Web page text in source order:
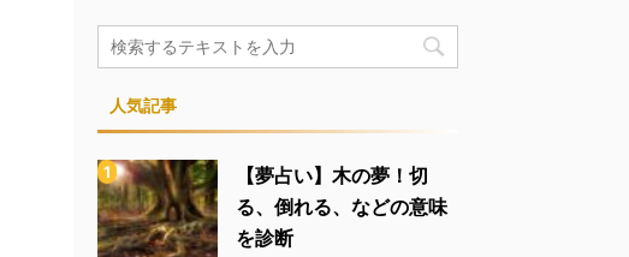
人気記事
【夢占い】木の夢！切
る、倒れる、などの意味
を診断